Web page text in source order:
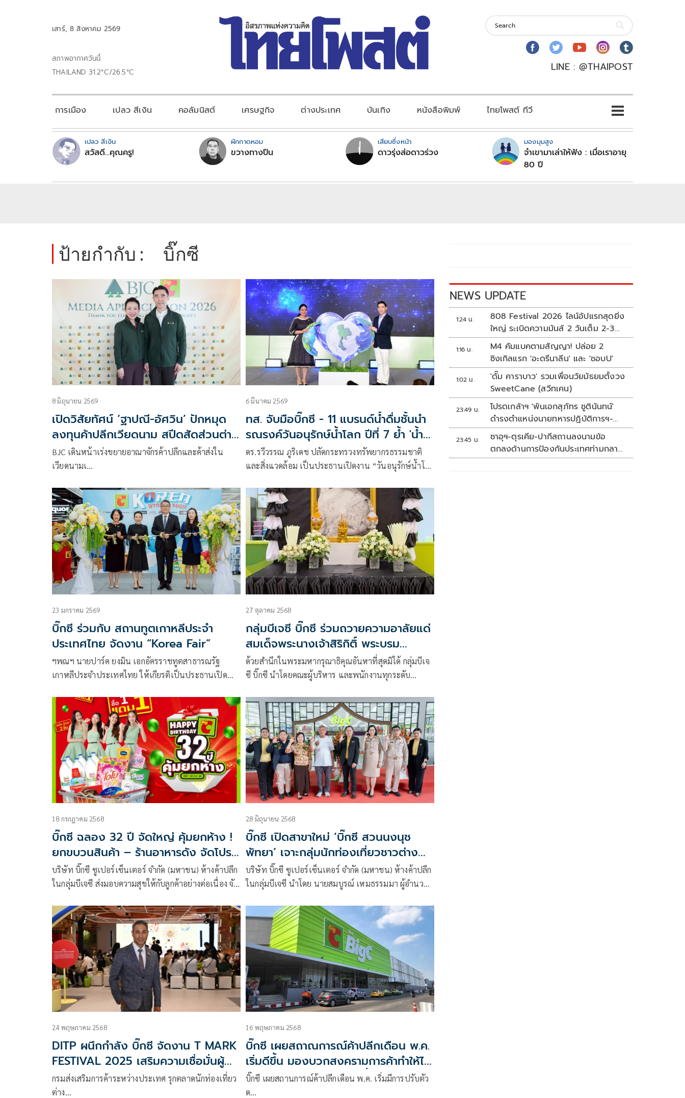
เสาร์, 8 สิงหาคม 2569
สภาพอากาศวันนี้
THAILAND 31.2°C/26.5°C
LINE : @THAIPOST
การเมือง เปลว สีเงิน คอลัมนิสต์ เศรษฐกิจ ต่างประเทศ บันเทิง หนังสือพิมพ์ ไทยโพสต์ ทีวี
เปลว สีเงิน
สวัสดี...คุณครู!
ผักกาดหอม
ขวางทางปืน
เสียบซึ่งหน้า
ดาวรุ่งส่อดาวร่วง
มองมุมสูง
จำเขามาเล่าให้ฟัง : เมื่อเราอายุ
80 ปี
ป้ายกำกับ : บิ๊กซี
8 มิถุนายน 2569
เปิดวิสัยทัศน์ ‘ฐาปณี-อัศวิน’ ปักหมุด
ลงทุนค้าปลีกเวียดนาม สปีดสัดส่วนต่าง
ประเทศเพิ่มเป็น 30%
BJC เดินหน้าเร่งขยายอาณาจักรค้าปลีกและค้าส่งใน
เวียดนามเ…
6 มีนาคม 2569
ทส. จับมือบิ๊กซี - 11 แบรนด์น้ำดื่มชั้นนำ
รณรงค์วันอนุรักษ์น้ำโลก ปีที่ 7 ย้ำ 'น้ำ
เพื่อทุกชีวิต'
ดร.รวีวรรณ ภูริเดช ปลัดกระทรวงทรัพยากรธรรมชาติ
และสิ่งแวดล้อม เป็นประธานเปิดงาน “วันอนุรักษ์น้ำโลก
สาขารัชดาภิเษก กรุงเทพมหานคร
23 มกราคม 2569
บิ๊กซี ร่วมกับ สถานทูตเกาหลีประจำ
ประเทศไทย จัดงาน “Korea Fair”
ฯพณฯ นายปาร์ค ยงมิน เอกอัครราชทูตสาธารณรัฐ
เกาหลีประจำประเทศไทย ให้เกียรติเป็นประธานเปิด
27 ตุลาคม 2568
กลุ่มบีเจซี บิ๊กซี ร่วมถวายความอาลัยแด่
สมเด็จพระนางเจ้าสิริกิติ์ พระบรม
ราชินีนาถ พระบรมราชชนนีพันปีหลวง
ด้วยสำนึกในพระมหากรุณาธิคุณอันหาที่สุดมิได้ กลุ่มบีเจ
ซี บิ๊กซี นำโดยคณะผู้บริหาร และพนักงานทุกระดับ
พระนางเจ้าสิริกิติ์ พระบรมราชินีนาถ พระบรมราชชนนี
พันปีหลวง
18 กรกฎาคม 2568
บิ๊กซี ฉลอง 32 ปี จัดใหญ่ คุ้มยกห้าง !
ยกขบวนสินค้า – ร้านอาหารดัง จัดโปร 1
แถม 1 แบบที่ไม่เคยมีมาก่อน
บริษัท บิ๊กซี ซูเปอร์เซ็นเตอร์ จำกัด (มหาชน) ห้างค้าปลีก
ในกลุ่มบีเจซี ส่งมอบความสุขให้กับลูกค้าอย่างต่อเนื่อง จัด
ยกขบวนสินค้า จัดโปรโมชัน ซื้อ 1 แถม 1” พบกับสินค้า
มากมาย กว่า 1,400
28 มิถุนายน 2568
บิ๊กซี เปิดสาขาใหม่ ‘บิ๊กซี สวนนงนุช
พัทยา’ เจาะกลุ่มนักท่องเที่ยวชาวต่าง
ชาติ พร้อมเป็นจุดหมายปลายทางแห่ง
การเลือกซื้อของฝากไทยจากพัทยา
บริษัท บิ๊กซี ซูเปอร์เซ็นเตอร์ จำกัด (มหาชน) ห้างค้าปลีก
ในกลุ่มบีเจซี นำโดย นายสมบูรณ์ เหมธรรมมา ผู้อำนวย
สวนนงนุช พัทยา ให้เกียรติร่วมเป็นประธานในพิธีเปิด
“บิ๊กซี สวนนงนุช พัทยา” สาขาใหม่อย่างเป็นทางการ
พร้อมขนทัพสินค้า – โปรโมชันสุดคุ้ม และดีลเด็ดฉลอง
สาขาใหม่มากมาย ณ สวนนงนุช พัทยา เมื่อเร็ว ๆ นี้
24 พฤษภาคม 2568
DITP ผนึกกำลัง บิ๊กซี จัดงาน T MARK
FESTIVAL 2025 เสริมความเชื่อมั่นผู้
บริโภค และนักท่องเที่ยวจีน
กรมส่งเสริมการค้าระหว่างประเทศ รุกตลาดนักท่องเที่ยว
ต่าง…
16 พฤษภาคม 2568
บิ๊กซี เผยสถาณการณ์ค้าปลีกเดือน พ.ค.
เริ่มดีขึ้น มองบวกสงครามการค้าทำให้ได้
สินค้าต่างประเทศต้นทุนดีขึ้น
บิ๊กซี เผยสถานการณ์ค้าปลีกเดือน พ.ค. เริ่มมีการปรับตัว
ด…
NEWS UPDATE
1:24 น.
808 Festival 2026 ไลน์อัปแรกสุดยิ่ง
ใหญ่ ระเบิดความมันส์ 2 วันเต็ม 2-3
ต.ค.นี้
1:16 น.
M4 คัมแบคตามสัญญา! ปล่อย 2
ซิงเกิลแรก 'อะดรีนาลีน' และ 'ชอบU'
1:02 น.
'ดั๊ม คาราบาว' รวมเพื่อนวัยมัธยมตั้งวง
SweetCane (สวีทเคน)
23:49 น.
โปรดเกล้าฯ 'พันเอกสุภัทร ชูตินันทน์'
ดำรงตำแหน่งนายทหารปฏิบัติการฯ-
พระราชทานยศ 'พลตรี'
23:45 น.
ซาอุฯ-ตุรเคีย-ปากีสถานลงนามข้อ
ตกลงด้านการป้องกันประเทศท่ามกลาง
สงครามในภูมิภาค